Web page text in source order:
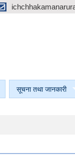
सूचना तथा जानकारी